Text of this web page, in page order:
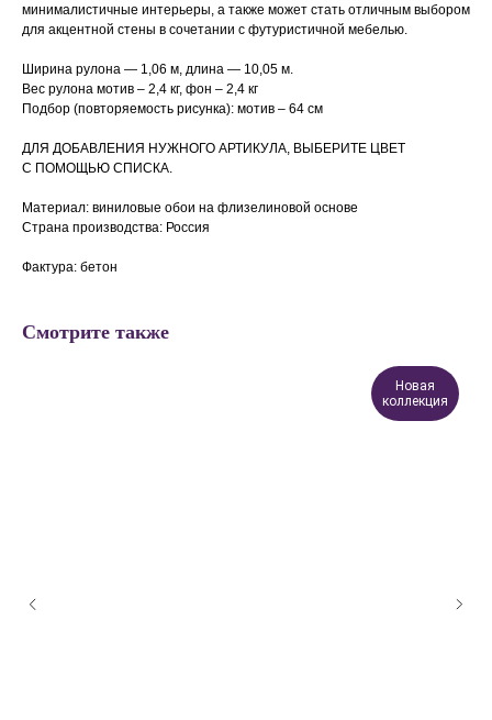
минималистичные интерьеры, а также может стать отличным выбором
для акцентной стены в сочетании с футуристичной мебелью.
Ширина рулона — 1,06 м, длина — 10,05 м.
Вес рулона мотив – 2,4 кг, фон – 2,4 кг
Подбор (повторяемость рисунка): мотив – 64 см
ДЛЯ ДОБАВЛЕНИЯ НУЖНОГО АРТИКУЛА, ВЫБЕРИТЕ ЦВЕТ
С ПОМОЩЬЮ СПИСКА.
Материал: виниловые обои на флизелиновой основе
Страна производства: Россия
Фактура: бетон
Смотрите также
Новая
коллекция